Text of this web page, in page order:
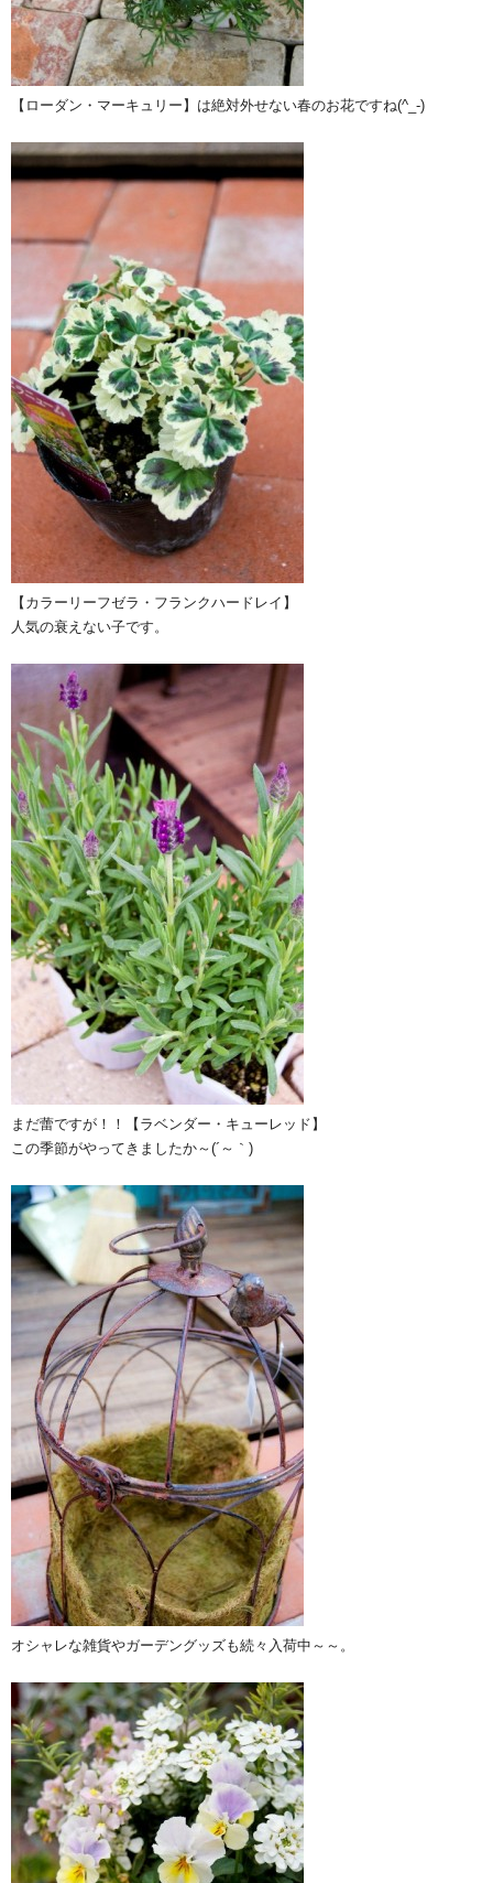
【ローダン・マーキュリー】は絶対外せない春のお花ですね(^_-)
【カラーリーフゼラ・フランクハードレイ】
人気の衰えない子です。
まだ蕾ですが！！【ラベンダー・キューレッド】
この季節がやってきましたか～(´～｀)
オシャレな雑貨やガーデングッズも続々入荷中～～。